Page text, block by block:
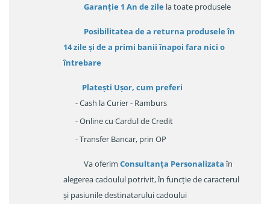
Garanție 1 An de zile la toate produsele
Posibilitatea de a returna produsele în
14 zileși de a primi banii înapoi fara nici o
întrebare
Platești Ușor, cum preferi
- Cash la Curier - Ramburs
- Online cu Cardul de Credit
- Transfer Bancar, prin OP
Va oferim Consultanța Personalizataîn
alegerea cadoulul potrivit, în funcție de caracterul
și pasiunile destinatarului cadoului